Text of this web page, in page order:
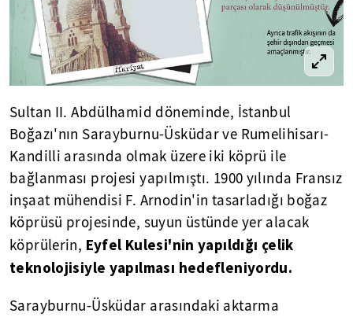
Sultan II. Abdülhamid döneminde, İstanbul
Boğazı'nın Sarayburnu-Üsküdar ve Rumelihisarı-
Kandilli arasında olmak üzere iki köprü ile
bağlanması projesi yapılmıştı. 1900 yılında Fransız
inşaat mühendisi F. Arnodin'in tasarladığı boğaz
köprüsü projesinde, suyun üstünde yer alacak
köprülerin, Eyfel Kulesi'nin yapıldığı çelik
teknolojisiyle yapılması hedefleniyordu.
Sarayburnu-Üsküdar arasındaki aktarma